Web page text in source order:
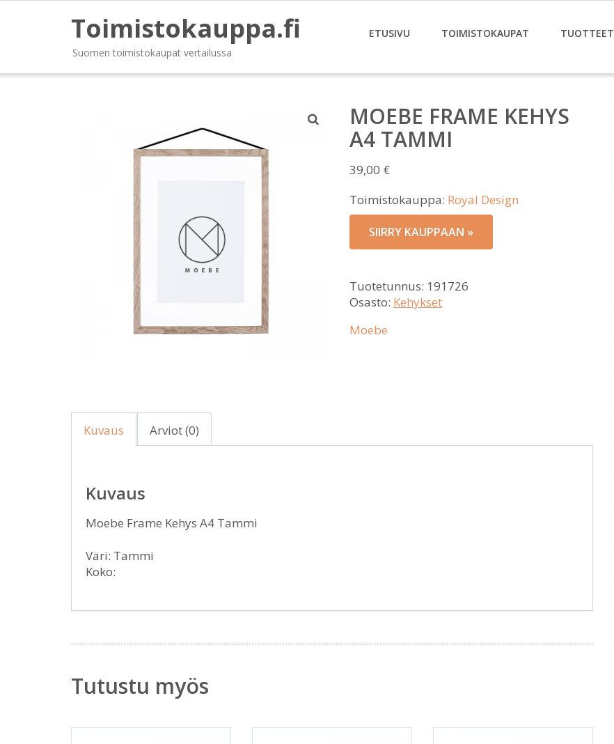
Toimistokauppa.fi
Suomen toimistokaupat vertailussa
ETUSIVU TOIMISTOKAUPAT TUOTTEET
MOEBE FRAME KEHYS
A4 TAMMI
39,00 €
Toimistokauppa: Royal Design
SIIRRY KAUPPAAN »
Tuotetunnus: 191726
Osasto: Kehykset
Moebe
Kuvaus Arviot (0)
Kuvaus
Moebe Frame Kehys A4 Tammi
Väri: Tammi
Koko:
Tutustu myös